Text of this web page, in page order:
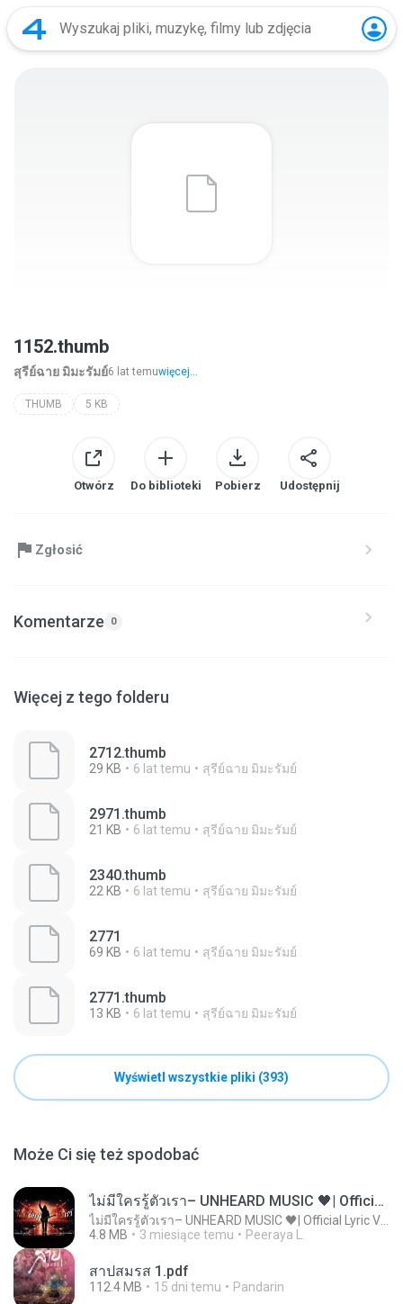
1152.thumb
สุรีย์ฉาย มิมะรัมย์6 lat temuwięcej...
THUMB 5 KB
Otwórz Do biblioteki Pobierz Udostępnij
Zgłosić
Komentarze 0
Więcej z tego folderu
2712.thumb
29 KB 6 lat temu สุรีย์ฉาย มิมะรัมย์
2971.thumb
21 KB 6 lat temu สุรีย์ฉาย มิมะรัมย์
2340.thumb
22 KB 6 lat temu สุรีย์ฉาย มิมะรัมย์
2771
69 KB 6 lat temu สุรีย์ฉาย มิมะรัมย์
2771.thumb
13 KB 6 lat temu สุรีย์ฉาย มิมะรัมย์
Wyświetl wszystkie pliki (393)
Może Ci się też spodobać
ไม่มีใครรู้ตัวเรา– UNHEARD MUSIC 🖤| Official Lyric Video | เพลงสู้ชีวิต
4.8 MB
3 miesiące temu Peeraya L.
สาปสมรส 1.pdf
112.4 MB 15 dni temu Pandarin